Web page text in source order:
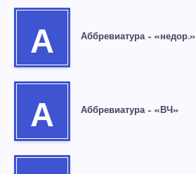
А Аббревиатура – «недор.»
А Аббревиатура – «ВЧ»